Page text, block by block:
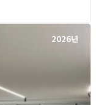
2026년